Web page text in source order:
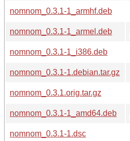
nomnom_0.3.1-1_armhf.deb
nomnom_0.3.1-1_armel.deb
nomnom_0.3.1-1_i386.deb
nomnom_0.3.1-1.debian.tar.gz
nomnom_0.3.1.orig.tar.gz
nomnom_0.3.1-1_amd64.deb
nomnom_0.3.1-1.dsc